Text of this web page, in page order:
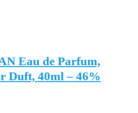
Eau de Parfum,
Duft, 40ml – 46%